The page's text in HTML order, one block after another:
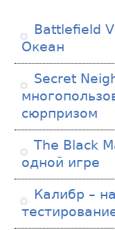
Battlefield
Океан
Secret
сюрпризом
The Black
одной игре
Калибр –